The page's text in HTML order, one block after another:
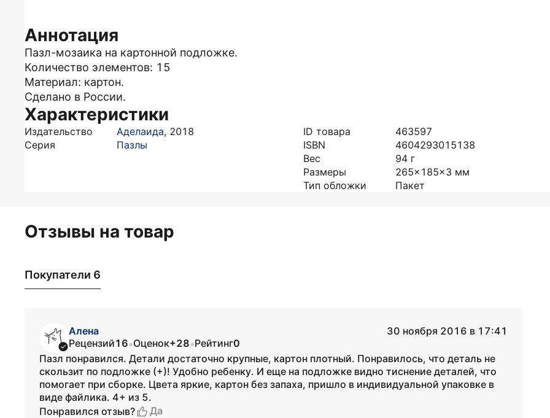
Аннотация
Пазл-мозаика на картонной подложке.
Количество элементов: 15
Материал: картон.
Сделано в России.
Характеристики
Издательство Аделаида, 2018
Серия
Пазлы
ID товара
463597
ISBN
4604293015138
Вес
94 г
Размеры
265x185x3 мм
Тип обложки
Пакет
Отзывы на товар
Покупатели 6
Алена
30 ноября 2016 в 17:41
Рецензий16•Оценок+28•Рейтинг0
Пазл понравился. Детали достаточно крупные, картон плотный. Понравилось, что деталь не
скользит по подложке (+)! Удобно ребенку. И еще на подложке видно тиснение деталей, что
помогает при сборке. Цвета яркие, картон без запаха, пришло в индивидуальной упаковке в
виде файлика. 4+ из 5.
Понравился отзыв?
Да